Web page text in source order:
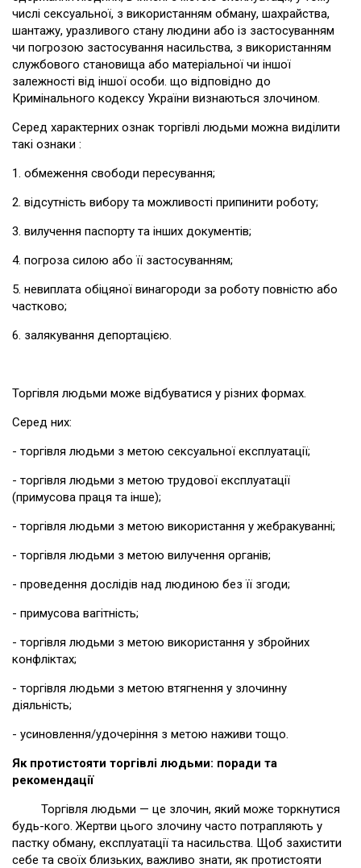
числі сексуальної, з використанням обману, шахрайства,
шантажу, уразливого стану людини або із застосуванням
чи погрозою застосування насильства, з використанням
службового становища або матеріальної чи іншої
залежності від іншої особи. що відповідно до
Кримінального кодексу України визнаються злочином.
Серед характерних ознак торгівлі людьми можна виділити
такі ознаки :
1. обмеження свободи пересування;
2. відсутність вибору та можливості припинити роботу;
3. вилучення паспорту та інших документів;
4. погроза силою або її застосуванням;
5. невиплата обіцяної винагороди за роботу повністю або
частково;
6. залякування депортацією.
Торгівля людьми може відбуватися у різних формах.
Серед них:
- торгівля людьми з метою сексуальної експлуатації;
- торгівля людьми з метою трудової експлуатації
(примусова праця та інше);
- торгівля людьми з метою використання у жебракуванні;
- торгівля людьми з метою вилучення органів;
- проведення дослідів над людиною без її згоди;
- примусова вагітність;
- торгівля людьми з метою використання у збройних
конфліктах;
- торгівля людьми з метою втягнення у злочинну
діяльність;
- усиновлення/удочеріння з метою наживи тощо.
Як протистояти торгівлі людьми: поради та
рекомендації
Торгівля людьми — це злочин, який може торкнутися
будь-кого. Жертви цього злочину часто потрапляють у
пастку обману, експлуатації та насильства. Щоб захистити
себе та своїх близьких, важливо знати, як протистояти